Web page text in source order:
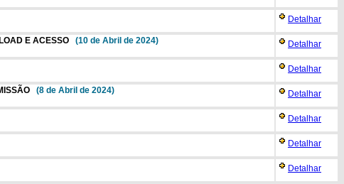
Detalhar
E ACESSO (10 de Abril de 2024) Detalhar
Detalhar
(8 de Abril de 2024) Detalhar
Detalhar
Detalhar
Detalhar